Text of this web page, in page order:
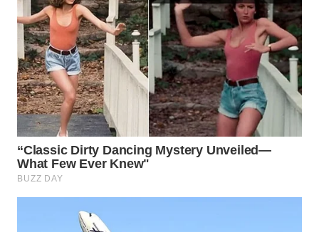
SAMOSIR
WN
PADANG
LAWAS
WN
SUMEDANG
WN